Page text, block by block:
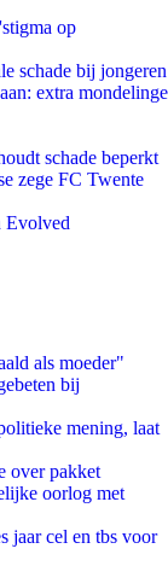
op
schade bij jongeren
extra mondelinge
schade beperkt
zege FC Twente
Evolved
als moeder"
bij
mening, laat
over pakket
oorlog met
jaar cel en tbs voor